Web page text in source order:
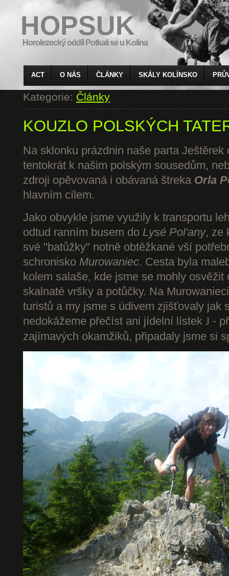
HOPSUK
Horolezecký oddíl Potkali se u Kolína
ACT O NÁS ČLÁNKY SKÁLY KOLÍNSKO
Kategorie:Články
KOUZLO POLSKÝCH
Na sklonku prázdnin naše parta Ještěrek
tentokrát k našim polským sousedům,
zdroji opěvovaná i obávaná štreka Orla
hlavním cílem.
Jako obvykle jsme využily k transportu
odtud ranním busem do Lysé Pol'any, ze
své "batůžky" notně obtěžkané vší
schronisko Murowaniec. Cesta byla
kolem salaše, kde jsme se mohly
skalnaté vršky a potůčky. Na
turistů a my jsme s údivem zjišťovaly jak
nedokážeme přečíst ani jídelní lístek J -
zajímavých okamžiků, připadaly jsme si